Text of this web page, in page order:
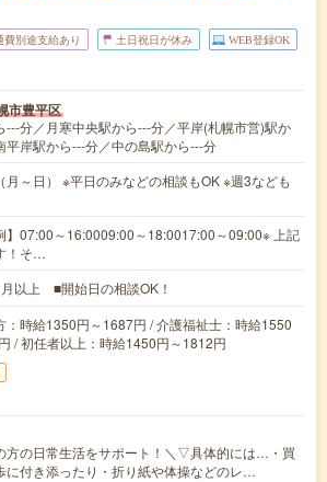
費別途支給あり 土日祝日が休み WEB登録OK
市豊平区
---分／月寒中央駅から---分／平岸(札幌市営)駅か
平岸駅から---分／中の島駅から---分
月～日） ※平日のみなどの相談もOK ※週3なども
】07:00～16:0009:00～18:0017:00～09:00※ 上記
！そ…
以上 ■開始日の相談OK！
：時給1350円～1687円 / 介護福祉士：時給1550
/ 初任者以上：時給1450円～1812円
方の日常生活をサポート！＼▽具体的には…・買
に付き添ったり・折り紙や体操などのレ…